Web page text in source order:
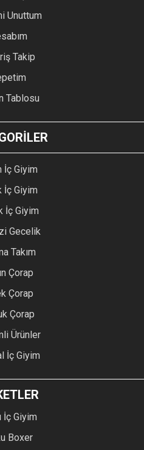
Unuttum
Takip
Tablosu
İç Giyim
İç Giyim
İç Giyim
Gecelik
Takım
Çorap
Çorap
Çorap
Ürünler
İç Giyim
İç Giyim
Boxer